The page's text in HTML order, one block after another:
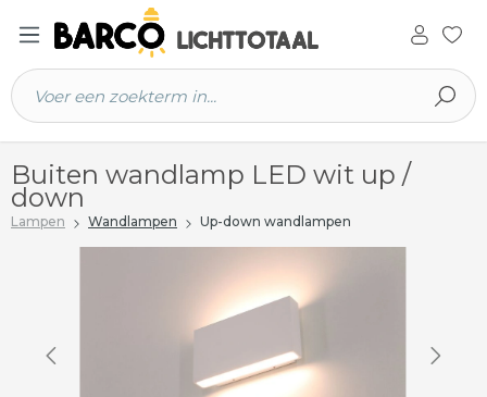
hoofdinhoud
Buiten wandlamp LED wit up /
down
Lampen Wandlampen Up-down wandlampen